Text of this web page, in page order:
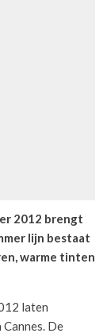
2012 brengt
lijn bestaat
warme tinten
laten
De